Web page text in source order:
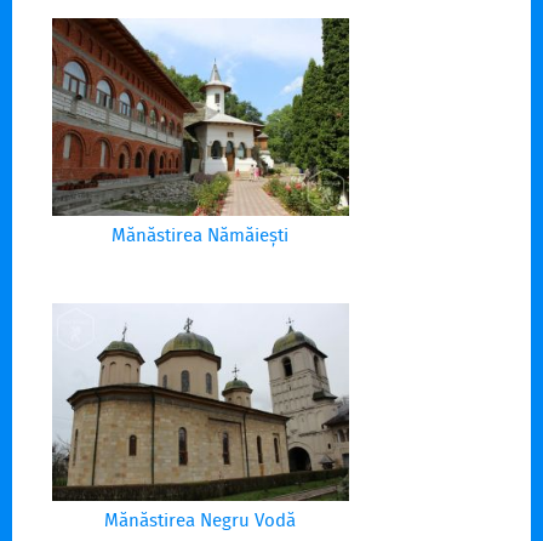
Mănăstirea Nămăiești
Mănăstirea Negru Vodă